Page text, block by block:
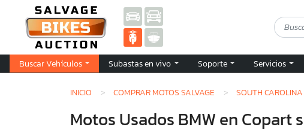
Buscar Vehículos Subastas en vivo Soporte Servicios
INICIO COMPRAR MOTOS SALVAGE SOUTH CAROLINA
Motos Usados BMW en Copart